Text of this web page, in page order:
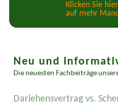
Klicken Sie
auf mehr
Neu und
Die neuesten Fachbeiträge
Darlehensvertrag vs.